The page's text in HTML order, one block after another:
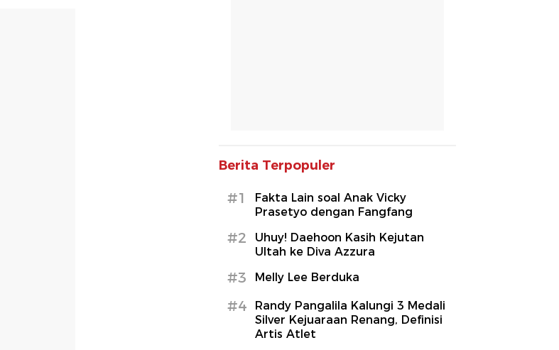
Berita Terpopuler
#1
Fakta Lain soal Anak Vicky
Prasetyo dengan Fangfang
#2
Uhuy! Daehoon Kasih Kejutan
Ultah ke Diva Azzura
#3 Melly Lee Berduka
#4
Randy Pangalila Kalungi 3 Medali
Silver Kejuaraan Renang, Definisi
Artis Atlet